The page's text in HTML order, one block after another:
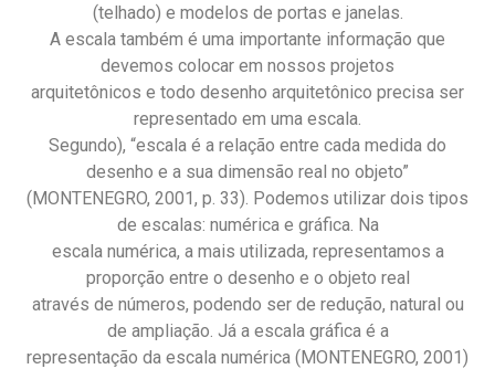
(telhado) e modelos de portas e janelas.
A escala também é uma importante informação que
devemos colocar em nossos projetos
arquitetônicos e todo desenho arquitetônico precisa ser
representado em uma escala.
Segundo), “escala é a relação entre cada medida do
desenho e a sua dimensão real no objeto”
(MONTENEGRO, 2001, p. 33). Podemos utilizar dois tipos
de escalas: numérica e gráfica. Na
escala numérica, a mais utilizada, representamos a
proporção entre o desenho e o objeto real
através de números, podendo ser de redução, natural ou
de ampliação. Já a escala gráfica é a
representação da escala numérica (MONTENEGRO, 2001)